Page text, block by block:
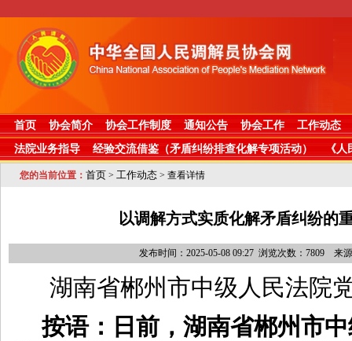
首页 协会简介 协会工作制度 通知公告 协会工作
工作动态
法院业务指导
经验交流借鉴（矛盾纠纷排查化解专项活动） 《
您的当前位置： 首页 > 工作动态 > 查看详情
以调解方式实质化解矛盾纠纷的
发布时间：2025-05-08 09:27 浏览次数：7809 来
湖南省郴州市中级人民法院
按语：日前，湖南省郴州市